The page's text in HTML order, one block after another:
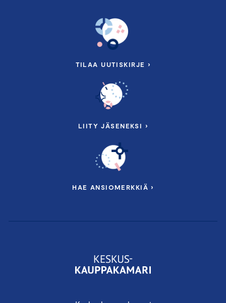
TILAA UUTISKIRJE ›
LIITY JÄSENEKSI ›
HAE ANSIOMERKKIÄ ›